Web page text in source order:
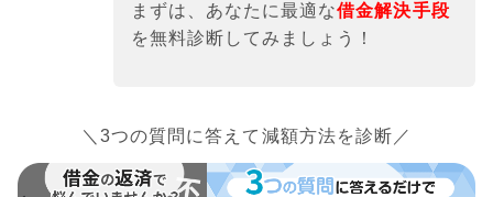
まずは、あなたに最適な借金解決手段
を無料診断してみましょう！
＼3つの質問に答えて減額方法を診断／